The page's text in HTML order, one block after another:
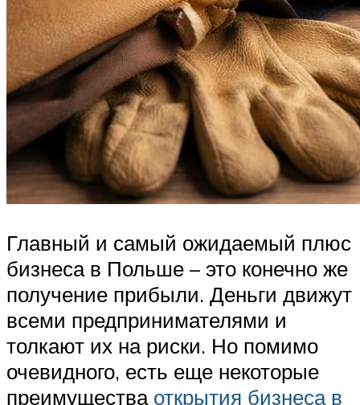
Главный и самый ожидаемый плюс
бизнеса в Польше – это конечно же
получение прибыли. Деньги движут
всеми предпринимателями и
толкают их на риски. Но помимо
очевидного, есть еще некоторые
преимущества открытия бизнеса в